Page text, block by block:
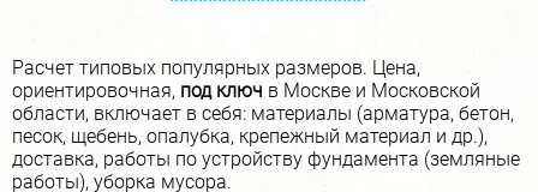
В Москве и всей Московской области наша компания
предлагает быстрое и качественное строительство
ленточного мелкозаглубленного фундамента.
Возведение данного типа фундамента может быть
ограничено дренажными работами и типом почвы. Если
Расчет типовых популярных размеров. Цена,
ориентировочная, под ключ в Москве и Московской
области, включает в себя: материалы (арматура, бетон,
песок, щебень, опалубка, крепежный материал и др.),
доставка, работы по устройству фундамента (земляные
работы), уборка мусора.